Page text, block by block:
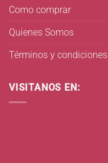
Como comprar
Quienes Somos
Términos y condiciones
VISITANOS EN: